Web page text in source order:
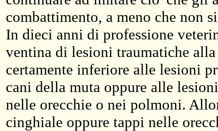
combattimento, a meno che non
In dieci anni di professione
ventina di lesioni traumatiche
certamente inferiore alle lesioni
cani della muta oppure alle
nelle orecchie o nei polmoni.
cinghiale oppure tappi nelle